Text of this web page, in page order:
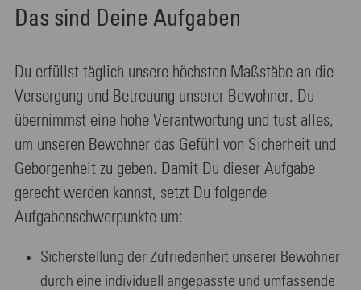
Das sind Deine Aufgaben
Du erfüllst täglich unsere höchsten Maßstäbe an die
Versorgung und Betreuung unserer Bewohner. Du
übernimmst eine hohe Verantwortung und tust alles,
um unseren Bewohner das Gefühl von Sicherheit und
Geborgenheit zu geben. Damit Du dieser Aufgabe
gerecht werden kannst, setzt Du folgende
Aufgabenschwerpunkte um:
Sicherstellung der Zufriedenheit unserer Bewohner
durch eine individuell angepasste und umfassende